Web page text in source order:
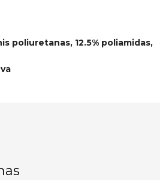
poliuretanas, 12.5% poliamidas,